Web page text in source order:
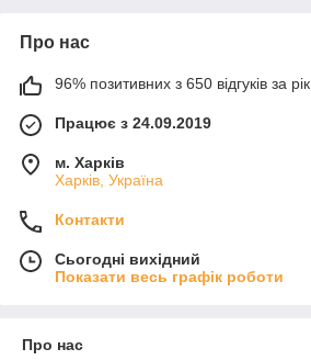
Про нас
96% позитивних з 650 відгуків за рік
Працює з 24.09.2019
м. Харків
Харків, Україна
Контакти
Сьогодні вихідний
Показати весь графік роботи
Про нас